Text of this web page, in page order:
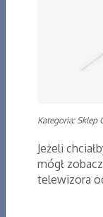
Kategoria: Sklep
Jeżeli
mógł
telewizora